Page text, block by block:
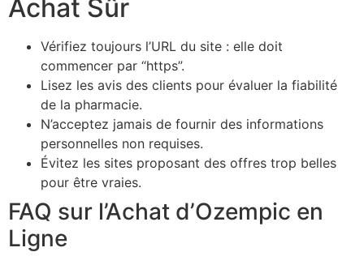
Achat Sûr
Vérifiez toujours l’URL du site : elle doit
commencer par “https”.
Lisez les avis des clients pour évaluer la fiabilité
de la pharmacie.
N’acceptez jamais de fournir des informations
personnelles non requises.
Évitez les sites proposant des offres trop belles
pour être vraies.
FAQ sur l’Achat d’Ozempic en
Ligne